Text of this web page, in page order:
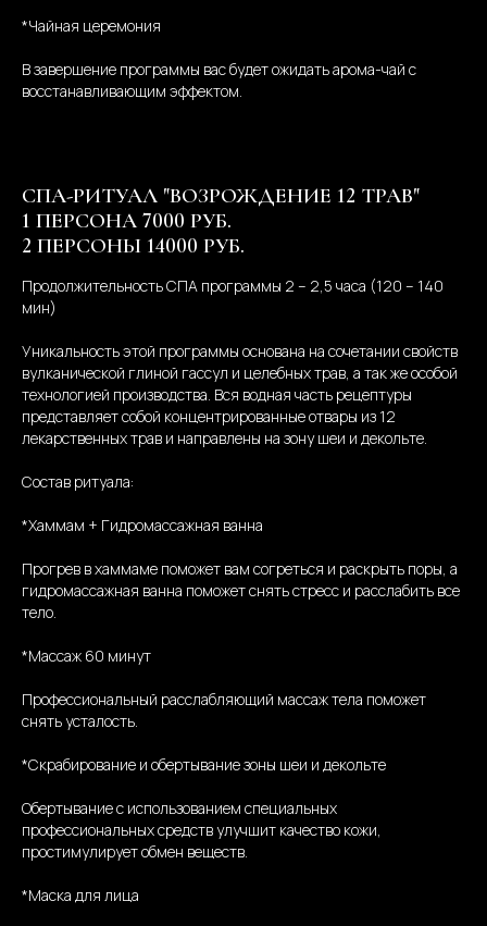
*Чайная церемония
В завершение программы вас будет ожидать арома-чай с
восстанавливающим эффектом.
СПА-РИТУАЛ "ВОЗРОЖДЕНИЕ 12 ТРАВ"
1 ПЕРСОНА 7000 РУБ.
2 ПЕРСОНЫ 14000 РУБ.
Продолжительность СПА программы 2 – 2,5 часа (120 – 140
мин)
Уникальность этой программы основана на сочетании свойств
вулканической глиной гассул и целебных трав, а так же особой
технологией производства. Вся водная часть рецептуры
представляет собой концентрированные отвары из 12
лекарственных трав и направлены на зону шеи и декольте.
Состав ритуала:
*Хаммам + Гидромассажная ванна
Прогрев в хаммаме поможет вам согреться и раскрыть поры, а
гидромассажная ванна поможет снять стресс и расслабить все
тело.
*Массаж 60 минут
Профессиональный расслабляющий массаж тела поможет
снять усталость.
*Скрабирование и обертывание зоны шеи и декольте
Обертывание с использованием специальных
профессиональных средств улучшит качество кожи,
простимулирует обмен веществ.
*Маска для лица